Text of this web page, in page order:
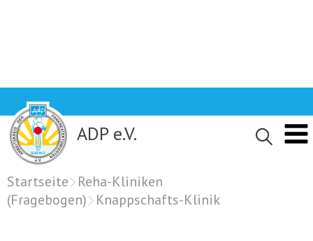
to
content
ADP e.V.
Startseite
Reha-Kliniken
(Fragebogen)
Knappschafts-Klinik